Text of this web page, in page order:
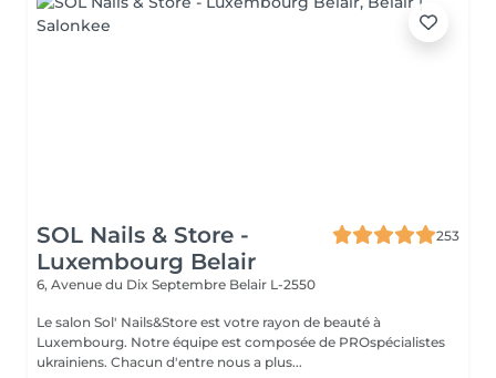
SOL Nails & Store -
Luxembourg Belair
253
6, Avenue du Dix Septembre Belair L-2550
Le salon Sol' Nails&Store est votre rayon de beauté à
Luxembourg. Notre équipe est composée de PROspécialistes
ukrainiens. Chacun d'entre nous a plus...